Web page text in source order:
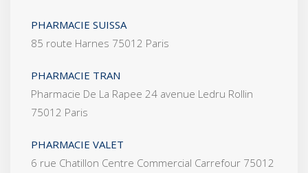
PHARMACIE SUISSA
85 route Harnes 75012 Paris
PHARMACIE TRAN
Pharmacie De La Rapee 24 avenue Ledru Rollin
75012 Paris
PHARMACIE VALET
6 rue Chatillon Centre Commercial Carrefour 75012